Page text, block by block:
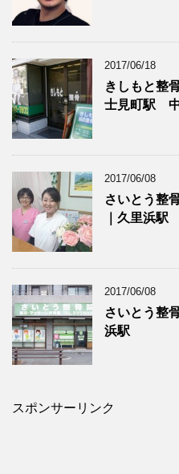
2017/06/18
きしもと整
士見町駅
2017/06/08
さいとう整
｜久里浜駅
2017/06/08
さいとう整
浜駅
スポンサーリンク